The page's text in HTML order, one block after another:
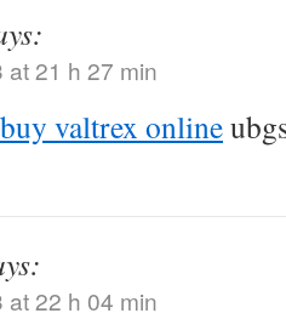
at 21 h 27 min
buy valtrex online
at 22 h 04 min